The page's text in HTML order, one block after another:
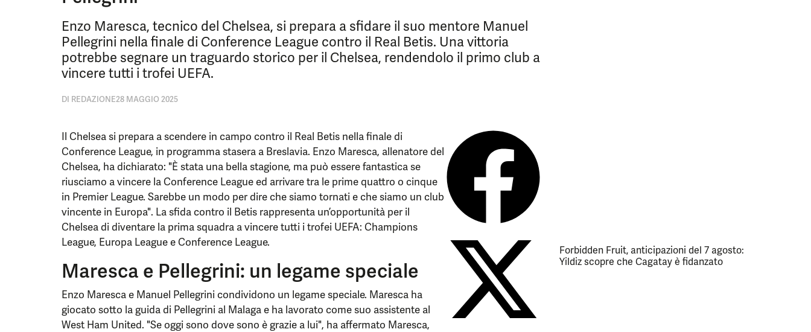
Enzo Maresca, tecnico del Chelsea, si prepara a sfidare il suo mentore Manuel
Pellegrini nella finale di Conference League contro il Real Betis. Una vittoria
potrebbe segnare un traguardo storico per il Chelsea, rendendolo il primo club a
vincere tutti i trofei UEFA.
DI REDAZIONE28 MAGGIO 2025
Il Chelsea si prepara a scendere in campo contro il Real Betis nella finale di
Conference League, in programma stasera a Breslavia. Enzo Maresca, allenatore del
Chelsea, ha dichiarato: "È stata una bella stagione, ma può essere fantastica se
riusciamo a vincere la Conference League ed arrivare tra le prime quattro o cinque
in Premier League. Sarebbe un modo per dire che siamo tornati e che siamo un club
vincente in Europa". La sfida contro il Betis rappresenta un’opportunità per il
Chelsea di diventare la prima squadra a vincere tutti i trofei UEFA: Champions
League, Europa League e Conference League.
Maresca e Pellegrini: un legame speciale
Enzo Maresca e Manuel Pellegrini condividono un legame speciale. Maresca ha
giocato sotto la guida di Pellegrini al Malaga e ha lavorato come suo assistente al
West Ham United. "Se oggi sono dove sono è grazie a lui", ha affermato Maresca,
Forbidden Fruit, anticipazioni del 7 agosto:
Yildiz scopre che Cagatay è fidanzato